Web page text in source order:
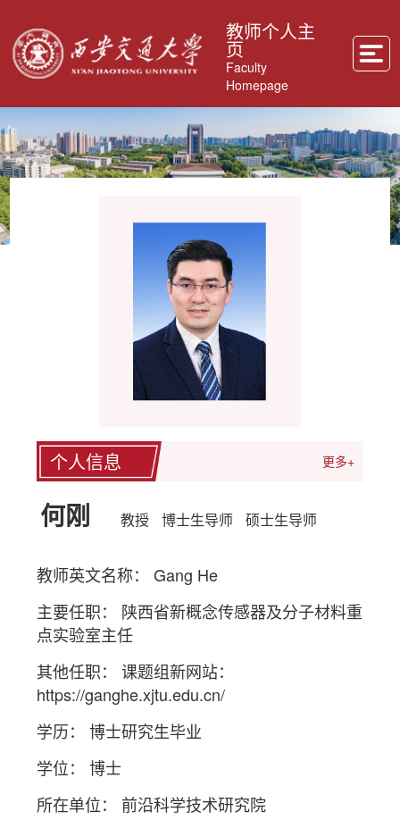
教师个人主
页
Faculty
Homepage
个人信息 更多+
何刚 教授 博士生导师 硕士生导师
教师英文名称： Gang He
主要任职： 陕西省新概念传感器及分子材料重
点实验室主任
其他任职： 课题组新网站：
https://ganghe.xjtu.edu.cn/
学历： 博士研究生毕业
学位： 博士
所在单位： 前沿科学技术研究院